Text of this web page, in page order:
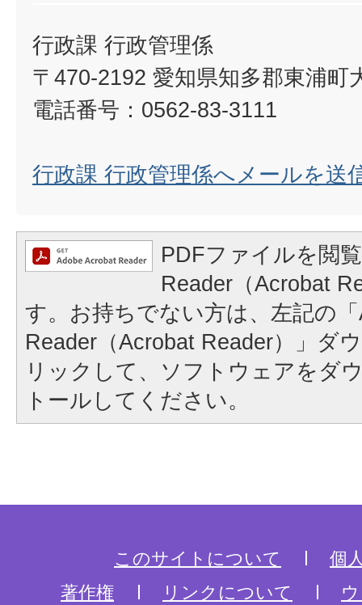
行政課 行政管理係
〒470-2192 愛知県知多郡東浦町
電話番号：0562-83-3111
行政課 行政管理係へメールを送
PDFファイルを閲
Reader（Acrobat
す。お持ちでない方は、左記の
Reader（Acrobat Reader）」ダ
リックして、ソフトウェアをダ
トールしてください。
このサイトについて
個
著作権
リンクについて